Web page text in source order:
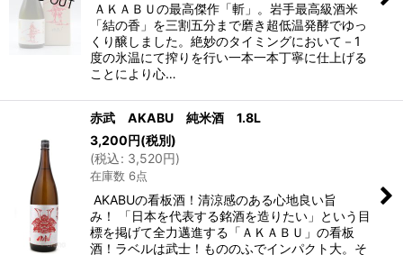
ＡＫＡＢＵの最高傑作「斬」。岩手最高級酒米
「結の香」を三割五分まで磨き超低温発酵でゆっ
くり醸しました。絶妙のタイミングにおいて－1
度の氷温にて搾りを行い一本一本丁寧に仕上げる
ことにより心…
赤武 AKABU 純米酒 1.8L
3,200円(税別)
(税込: 3,520円)
在庫数 6点
AKABUの看板酒！清涼感のある心地良い旨
み！ 「日本を代表する銘酒を造りたい」という目
標を掲げて全力邁進する「ＡＫＡＢＵ」の看板
酒！ラベルは武士！もののふでインパクト大。そ